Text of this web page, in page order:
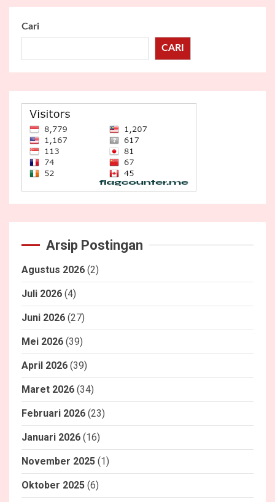
Cari
CARI
Arsip Postingan
Agustus 2026 (2)
Juli 2026 (4)
Juni 2026 (27)
Mei 2026 (39)
April 2026 (39)
Maret 2026 (34)
Februari 2026 (23)
Januari 2026 (16)
November 2025 (1)
Oktober 2025 (6)